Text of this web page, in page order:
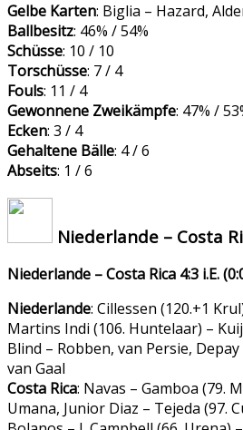
Gelbe Karten: Biglia – Hazard,
Ballbesitz: 46% / 54%
Schüsse: 10 / 10
Torschüsse: 7 / 4
Fouls: 11 / 4
Gewonnene Zweikämpfe: 47% /
Ecken: 3 / 4
Gehaltene Bälle: 4 / 6
Abseits: 1 / 6
Niederlande – Costa
Niederlande – Costa Rica 4:3 i.E.
Niederlande: Cillessen (120.+1
Martins Indi (106. Huntelaar) –
Blind – Robben, van Persie,
van Gaal
Costa Rica: Navas – Gamboa (79.
Umana, Junior Diaz – Tejeda (97.